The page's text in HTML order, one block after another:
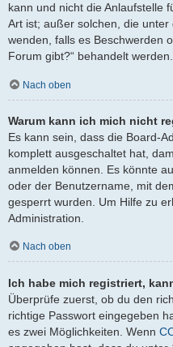
kann und nicht die Anlaufstelle
Art ist; außer solchen, die unter
wenden, falls es Beschwerden
Forum gibt?“ behandelt werden.
Nach oben
Warum kann ich mich nicht
Es kann sein, dass die Board-
komplett ausgeschaltet hat,
anmelden können. Es könnte
oder der Benutzername, mit
gesperrt wurden. Um Hilfe zu
Administration.
Nach oben
Ich habe mich registriert,
Überprüfe zuerst, ob du den
richtige Passwort eingegeben
es zwei Möglichkeiten. Wenn